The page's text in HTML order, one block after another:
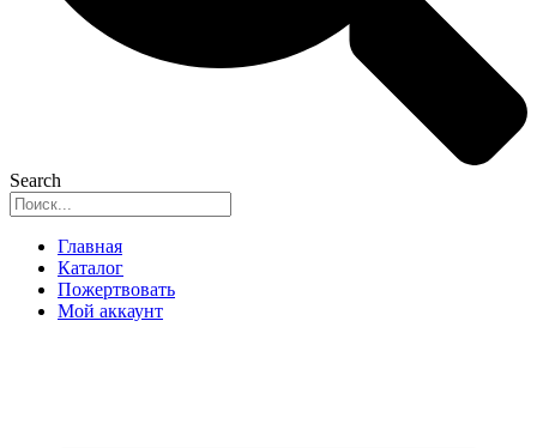
Search
Главная
Каталог
Пожертвовать
Мой аккаунт